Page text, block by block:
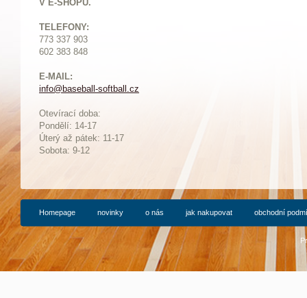
V E-SHOPU.
TELEFONY:
773 337 903
602 383 848
E-MAIL:
info@baseball-softball.cz
Otevírací doba:
Pondělí: 14-17
Úterý až pátek: 11-17
Sobota: 9-12
Homepage novinky o nás jak nakupovat obchodní